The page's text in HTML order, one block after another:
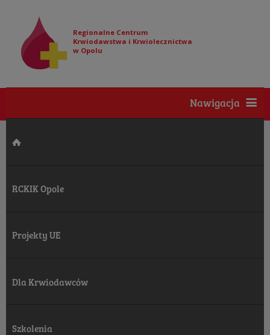
Regionalne Centrum
Krwiodawstwa i Krwiolecznictwa
w Opolu
Nawigacja
RCKIK Opole
Projekty UE
Dla Krwiodawców
Szkolenia